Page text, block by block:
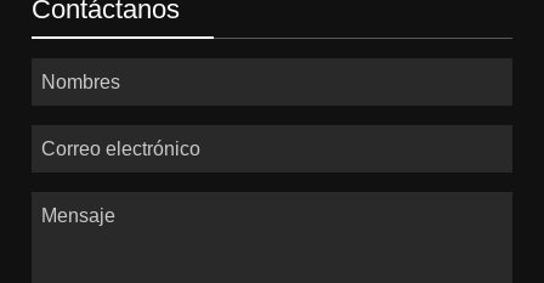
Contáctanos
Nombres
Correo electrónico
Mensaje